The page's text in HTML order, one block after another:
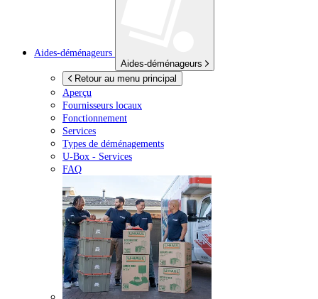
Aides-déménageurs
Aides-déménageurs
Retour au menu principal
Aperçu
Fournisseurs locaux
Fonctionnement
Services
Types de déménagements
U-Box - Services
FAQ